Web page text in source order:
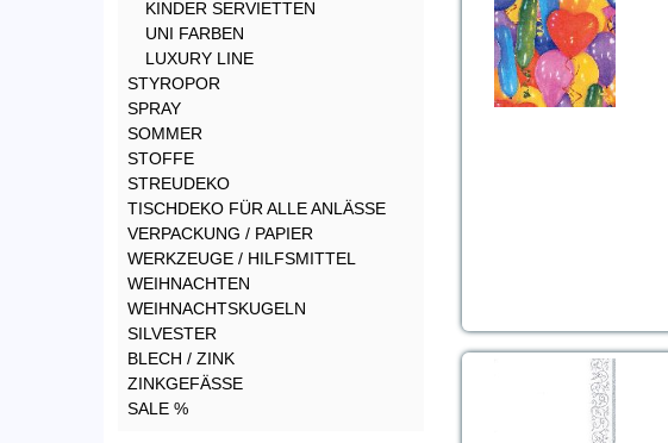
KINDER SERVIETTEN
UNI FARBEN
LUXURY LINE
STYROPOR
SPRAY
SOMMER
STOFFE
STREUDEKO
TISCHDEKO FÜR ALLE ANLÄSSE
VERPACKUNG / PAPIER
WERKZEUGE / HILFSMITTEL
WEIHNACHTEN
WEIHNACHTSKUGELN
SILVESTER
BLECH / ZINK
ZINKGEFÄSSE
SALE %